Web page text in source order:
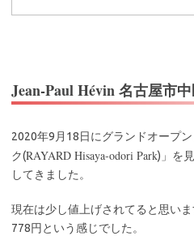
Jean-Paul Hévin 名古屋市
2020年9月18日にグランドオープ
ク(RAYARD Hisaya-odori Park)」を
してきました。
現在は少し値上げされてると思い
778円という感じでした。